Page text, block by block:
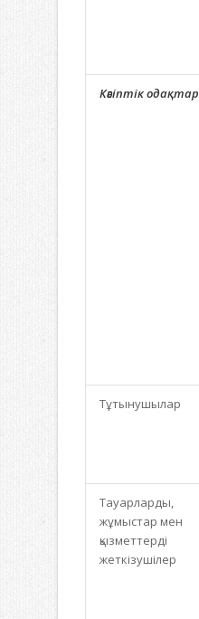
Кәсіптік одақтар
Тұтынушылар
Тауарларды,
жұмыстар мен
қызметтерді
жеткізушілер